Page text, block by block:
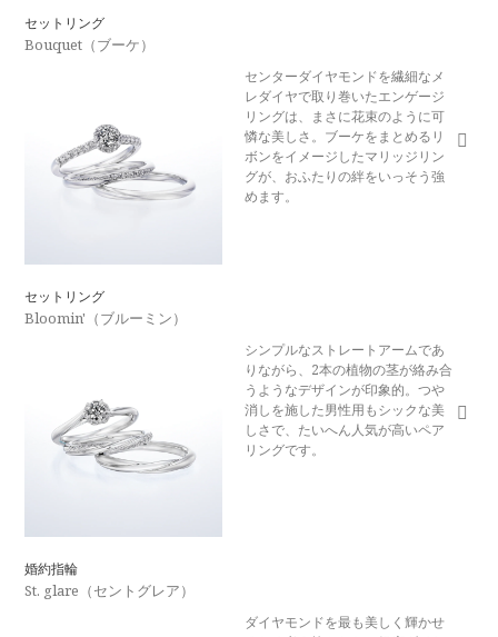
セットリング
Bouquet（ブーケ）
センターダイヤモンドを繊細なメ
レダイヤで取り巻いたエンゲージ
リングは、まさに花束のように可
憐な美しさ。ブーケをまとめるリ
ボンをイメージしたマリッジリン
グが、おふたりの絆をいっそう強
めます。
セットリング
Bloomin'（ブルーミン）
シンプルなストレートアームであ
りながら、2本の植物の茎が絡み合
うようなデザインが印象的。つや
消しを施した男性用もシックな美
しさで、たいへん人気が高いペア
リングです。
婚約指輪
St. glare（セントグレア）
ダイヤモンドを最も美しく輝かせ